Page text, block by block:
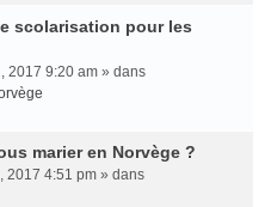
scolarisation pour les
2017 9:20 am » dans
marier en Norvège ?
2017 4:51 pm » dans